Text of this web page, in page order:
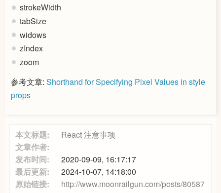
strokeWidth
tabSize
widows
zIndex
zoom
参考文章: Shorthand for Specifying Pixel Values in style
props
本文标题:
React 注意事项
文章作者:
发布时间:
2020-09-09, 16:17:17
最后更新:
2024-10-07, 14:18:00
原始链接:
http://www.moonrailgun.com/posts/80587